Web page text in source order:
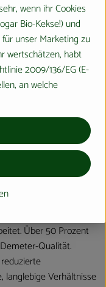
bio-dynamischen
AG durch beste
aus. Die
mehr als
Produkte
Über 50 Prozent
Qualität.
langlebige Verhältnisse
wenn ihr Cookies
Bio-Kekse!) und
unser Marketing zu
wertschätzen, habt
2009/136/EG (E-
an welche